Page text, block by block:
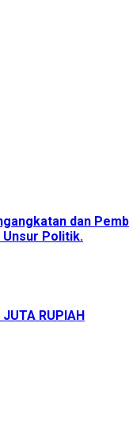
dan
Unsur Politik.
JUTA RUPIAH